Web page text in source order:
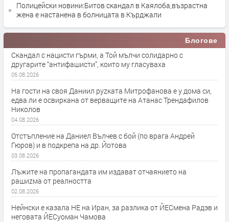
Полицейски новини:Битов скандал в Каялоба,възрастна
жена е настанена в болницата в Кърджали
Блогове
Скандал с нацисти гърми, а Той мълчи солидарно с
другарите “антифашисти”, които му гласуваха
05.08.2026
На гости на своя Даниил руzката Митрофанова е у дома си,
едва ли е освиркана от верващите на Атанас Трендафилов
Николов
04.08.2026
Отстъпление на Даниел Вълчев с бой (по врага Андрей
Гюров) и в подкрепа на др. Йотова
03.08.2026
Лъжите на пропагандата им издават отчаянието на
рашиzма от реалността
02.08.2026
Нейнски е казала НЕ на Иран, за разлика от ЙЕСмена Радэв и
неговата ЙЕСуоман Чамова